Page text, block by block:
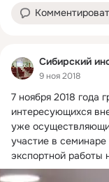
9 ноя 2018
7 ноября 2018 года
интересующихся
уже
участие в
экспортной работы